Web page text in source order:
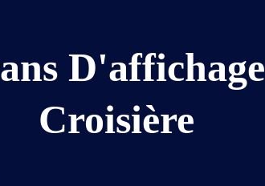
Croisière